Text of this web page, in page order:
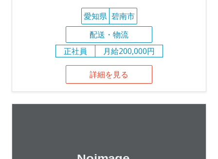
愛知県 碧南市
配送・物流
正社員
月給200,000円
詳細を見る